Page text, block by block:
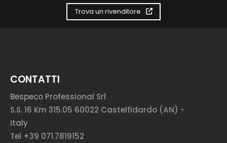
Trova un rivenditore
CONTATTI
Bespeco Professional Srl
S.S. 16 Km 315.05 60022 Castelfidardo (AN) -
Italy
Tel +39 071.7819152